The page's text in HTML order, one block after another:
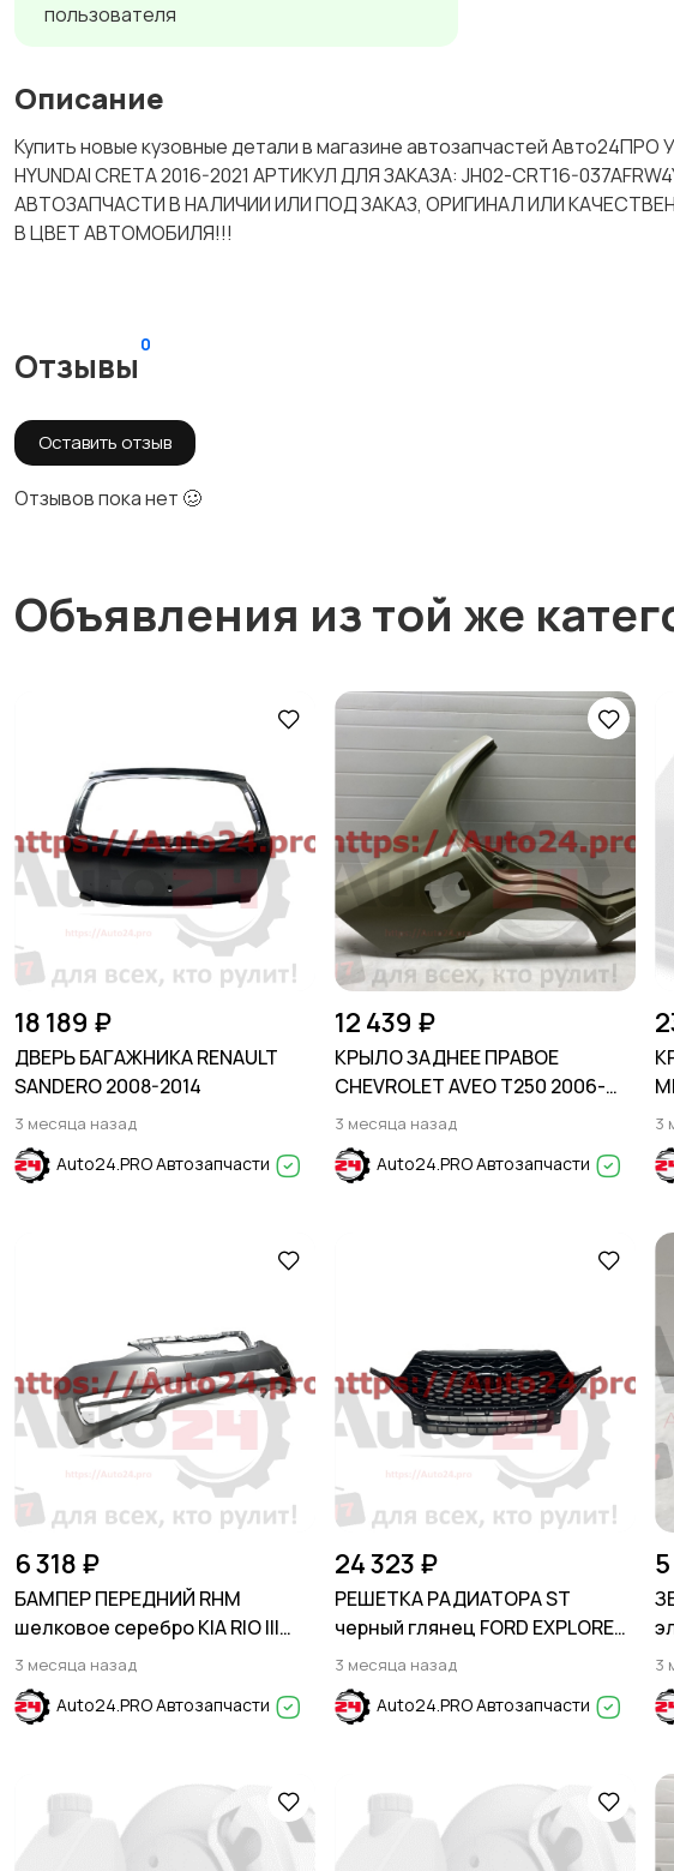
пользователя
Описание
Купить новые кузовные детали в магазине автозапчастей
HYUNDAI CRETA 2016-2021 АРТИКУЛ ДЛЯ ЗАКАЗА: JH02-CRT16-
АВТОЗАПЧАСТИ В НАЛИЧИИ ИЛИ ПОД ЗАКАЗ, ОРИГИНАЛ ИЛИ
В ЦВЕТ АВТОМОБИЛЯ!!!
Отзывы
0
Оставить отзыв
Отзывов пока нет 🥴
Объявления из той же
18 189 ₽
ДВЕРЬ БАГАЖНИКА RENAULT
SANDERO 2008-2014
3 месяца назад
Auto24.PRO Автозапчасти
12 439 ₽
КРЫЛО ЗАДНЕЕ ПРАВОЕ
CHEVROLET AVEO T250 2006-
2012 SEDAN
3 месяца назад
Auto24.PRO Автозапчасти
3
6 318 ₽
БАМПЕР ПЕРЕДНИЙ RHM
шелковое серебро KIA RIO III
2015-2017
3 месяца назад
Auto24.PRO Автозапчасти
24 323 ₽
РЕШЕТКА РАДИАТОРА ST
черный глянец FORD EXPLORER
2020-
3 месяца назад
Auto24.PRO Автозапчасти
3